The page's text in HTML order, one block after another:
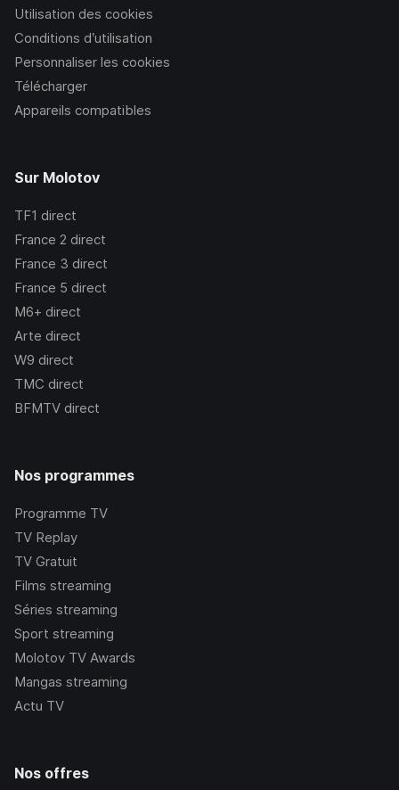
Utilisation des cookies
Conditions d’utilisation
Personnaliser les cookies
Télécharger
Appareils compatibles
Sur Molotov
TF1 direct
France 2 direct
France 3 direct
France 5 direct
M6+ direct
Arte direct
W9 direct
TMC direct
BFMTV direct
Nos programmes
Programme TV
TV Replay
TV Gratuit
Films streaming
Séries streaming
Sport streaming
Molotov TV Awards
Mangas streaming
Actu TV
Nos offres